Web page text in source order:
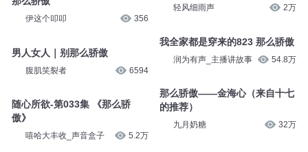
伊这个叩叩 356
男人女人｜别那么骄傲
腹肌笑裂者 6594
随心所欲-第033集 《那么骄
傲》
嘻哈大丰收_声音盒子 5.2万
轻风细雨声 2万
我全家都是穿来的823 那么骄傲
润为有声_主播讲故事 54.8万
那么骄傲——金海心（来自十七
的推荐）
九月奶糖 32万